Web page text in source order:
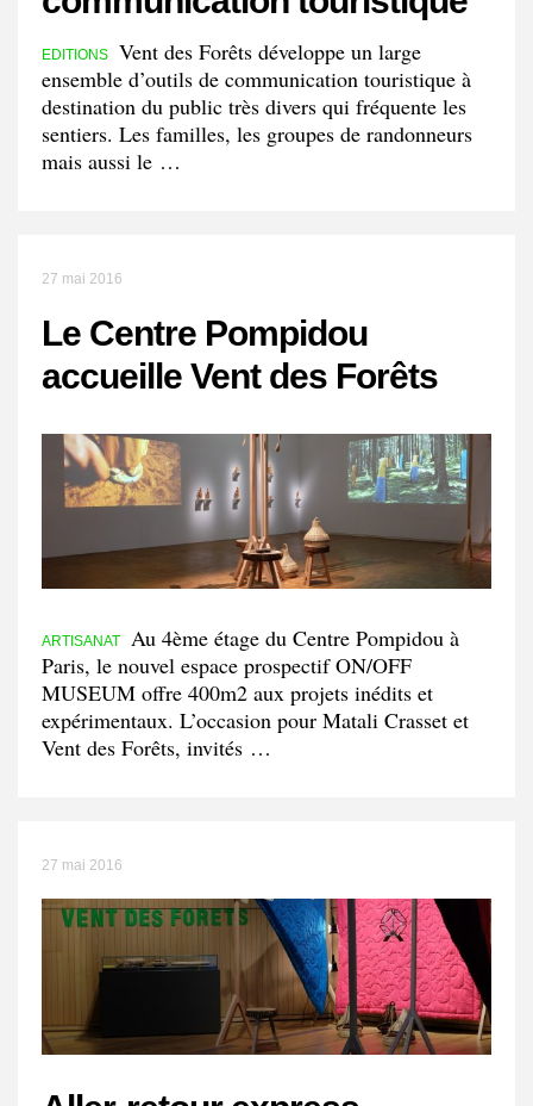
EDITIONS
Vent des Forêts développe un large
ensemble d’outils de communication touristique à
destination du public très divers qui fréquente les
sentiers. Les familles, les groupes de randonneurs
mais aussi le …
27 mai 2016
Le Centre Pompidou
accueille Vent des Forêts
ARTISANAT
Au 4ème étage du Centre Pompidou à
Paris, le nouvel espace prospectif ON/OFF
MUSEUM offre 400m2 aux projets inédits et
expérimentaux. L’occasion pour Matali Crasset et
Vent des Forêts, invités …
27 mai 2016